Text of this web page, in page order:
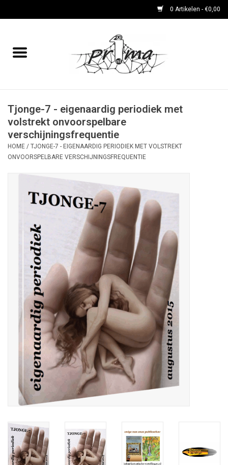
0 Artikelen - €0,00
Home
DVD's en CD's
periodieken
Bemoste Beeld-prijswinnaars
Tjonge-7 - eigenaardig periodiek met
volstrekt onvoorspelbare
verschijningsfrequentie
HOME / TJONGE-7 - EIGENAARDIG PERIODIEK MET VOLSTREKT
ONVOORSPELBARE VERSCHIJNINGSFREQUENTIE